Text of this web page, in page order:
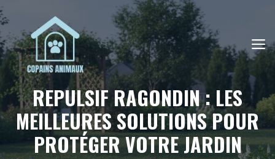
Aller
au
contenu
REPULSIF RAGONDIN : LES
MEILLEURES SOLUTIONS POUR
PROTÉGER VOTRE JARDIN